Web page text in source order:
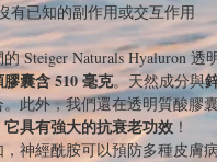
有已知的副作用或交互作用
Steiger Naturals Hyaluron
囊含 510 毫克。天然成分與
。此外，我們還在透明質酸膠
它具有強大的抗衰老功效！
神經酰胺可以預防多種皮膚病